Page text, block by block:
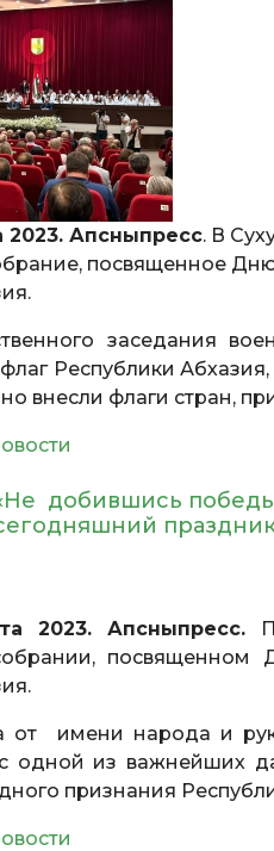
2023. Апсныпресс. В
посвященное
заседания
Республики
внесли флаги стран,
добившись
2023. Апсныпресс.
посвященном
от имени народа и
одной из важнейших
признания